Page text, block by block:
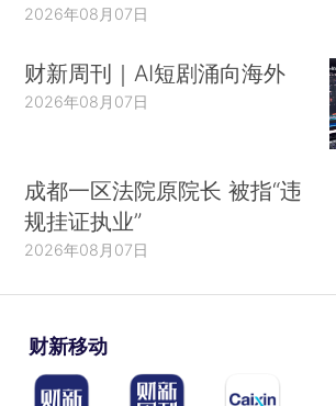
2026年08月07日
财新周刊｜AI短剧涌向海外
2026年08月07日
成都一区法院原院长 被指“违
规挂证执业”
2026年08月07日
财新移动